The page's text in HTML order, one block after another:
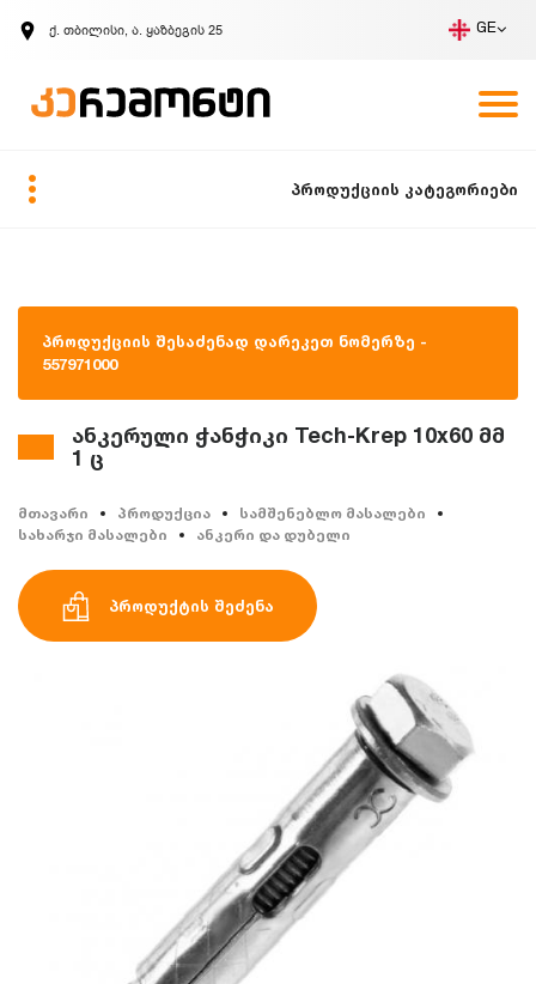
ქ. თბილისი, ა. ყაზბეგის 25 GE
ზარის მოთხოვნა
პროდუქციის კატეგორიები
პროდუქციის შესაძენად დარეკეთ ნომერზე -
557971000
ანკერული ჭანჭიკი Tech-Krep 10x60 მმ
1 ც
მთავარი პროდუქცია
სამშენებლო მასალები
სახარჯი მასალები
ანკერი და დუბელი
პროდუქტის შეძენა